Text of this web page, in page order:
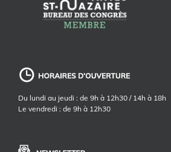
Du lundi au jeudi : de 9h à 12h30 / 14h à 18h
Le vendredi : de 9h à 12h30